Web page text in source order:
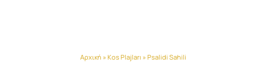
Αρχική » Kos Plajları » Psalidi Sahili